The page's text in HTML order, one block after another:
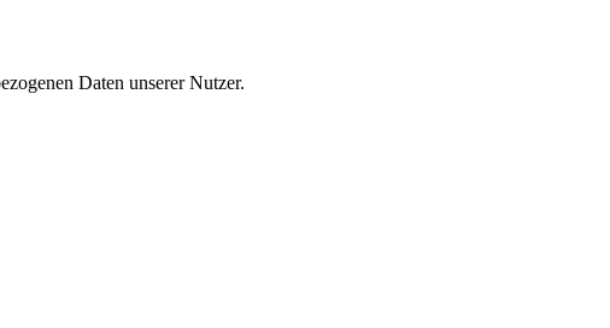
Daten unserer Nutzer.